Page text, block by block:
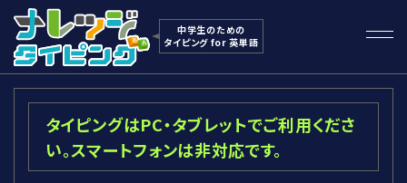
中学生のための
タイピング for 英単語
タイピングはPC・タブレットでご利用くださ
い。スマートフォンは非対応です。